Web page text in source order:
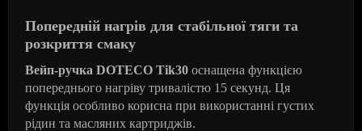
Попередній нагрів для стабільної тяги та
розкриття смаку
Вейп-ручка DOTECO Tik30 оснащена функцією
попереднього нагріву тривалістю 15 секунд. Ця
функція особливо корисна при використанні густих
рідин та масляних картриджів.